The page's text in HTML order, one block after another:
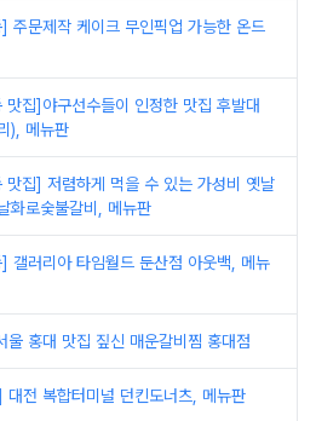
주문제작 케이크 무인픽업 가능한 온드
맛집]야구선수들이 인정한 맛집 후발대
), 메뉴판
맛집] 저렴하게 먹을 수 있는 가성비 옛날
화로숯불갈비, 메뉴판
갤러리아 타임월드 둔산점 아웃백, 메뉴
울 홍대 맛집 짚신 매운갈비찜 홍대점
대전 복합터미널 던킨도너츠, 메뉴판